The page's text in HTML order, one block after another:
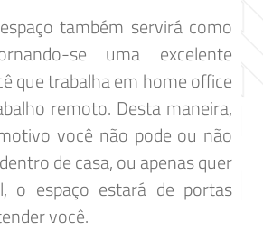
também servirá como
se uma excelente
que trabalha em home office
remoto. Desta maneira,
você não pode ou não
de casa, ou apenas quer
o espaço estará de portas
você.